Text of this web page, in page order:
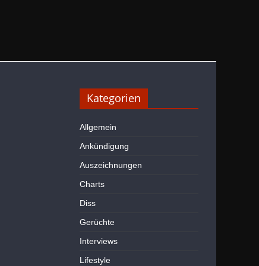
Kategorien
Allgemein
Ankündigung
Auszeichnungen
Charts
Diss
Gerüchte
Interviews
Lifestyle